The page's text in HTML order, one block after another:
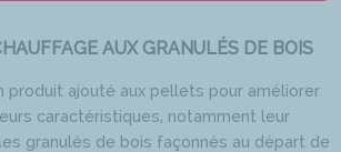
AUX GRANULÉS DE BOIS
produit ajouté aux pellets pour améliorer
caractéristiques, notamment leur
granulés de bois façonnés au départ de